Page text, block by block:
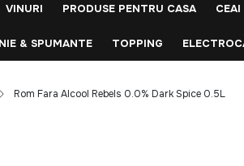
VINURI PRODUSE PENTRU CASA
& SPUMANTE TOPPING
Rom Fara Alcool Rebels 0.0% Dark Spice 0.5L